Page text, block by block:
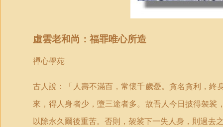
虛雲老和尚：福罪唯心所造
禪心學苑
古人說：「人壽不滿百，常懷千歲憂。貪名貪利，
來，得人身者少，墮三途者多。故吾人今日披得袈
以除永久爾後重苦。否則，袈裟下一失人身，則過去